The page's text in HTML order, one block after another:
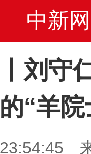
中新网
刘守
的“羊院